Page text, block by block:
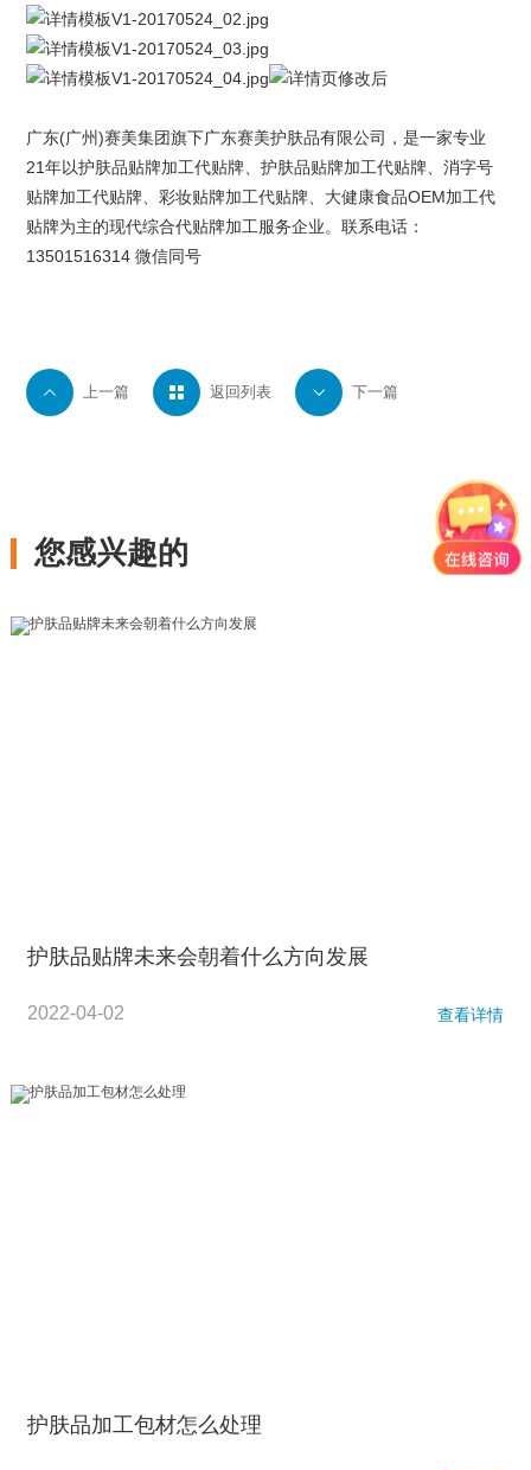
 上一篇  返回列表  下一篇
广东(广州)赛美集团旗下广东赛美护肤品有限公司 ，是一家专业
21年以护肤品贴牌加工代贴牌、护肤品贴牌加工代贴牌、消字号
贴牌加工代贴牌、彩妆贴牌加工代贴牌、大健康食品OEM加工代
贴牌为主的现代综合代贴牌加工服务企业。联系电话：
13501516314 微信同号
您感兴趣的
护肤品贴牌未来会朝着什么方向发展
2022-04-02 查看详情
护肤品加工包材怎么处理